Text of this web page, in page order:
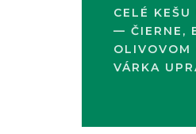
CELÉ
— ČIERNE,
OLIVOVOM
VÁRKA